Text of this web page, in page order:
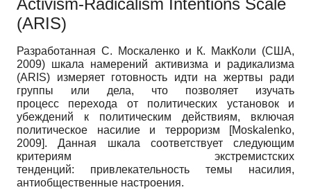
Activism-Radicalism Intentions Scale
(ARIS)
Разработанная С. Москаленко и К. МакКоли (США,
2009) шкала намерений активизма и радикализма
(ARIS) измеряет готовность идти на жертвы ради
группы или дела, что позволяет изучать
процесс перехода от политических установок и
убеждений к политическим действиям, включая
политическое насилие и терроризм
[Moskalenko,
2009]. Данная шкала соответствует следующим
критериям экстремистских
тенденций: привлекательность темы насилия,
антиобщественные настроения.